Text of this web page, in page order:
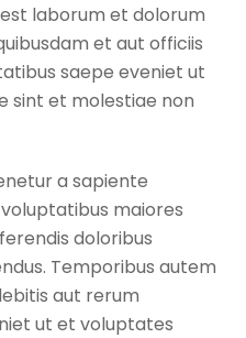
laborum et dolorum
et aut officiis
saepe eveniet ut
sint et molestiae non
a sapiente
maiores
doloribus
Temporibus autem
aut rerum
ut et voluptates